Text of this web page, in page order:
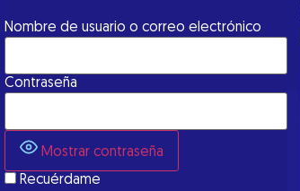
Nombre de usuario o correo electrónico
Contraseña
Mostrar contraseña
Recuérdame